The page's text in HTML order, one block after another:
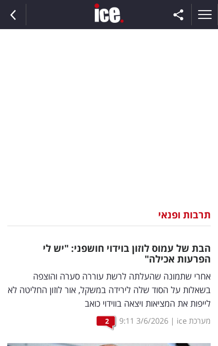
וצרכנות
דיגיטל
וטק
שיווק
ופרסום
תרבות ופנאי
הבת של עמוס לוזון בוידוי חושפני: "יש לי
הפרעות אכילה"
אחרי שתמונה שהעלתה לרשת עוררה סערה והוצפה
בשאלות על הסוד שלה לירידה במשקל, אור לוזון החליטה לא
לייפות את המציאות ויצאה בווידוי כואב
מערכת ice |
3/6/2026
9:11
2